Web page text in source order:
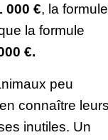
000 €, la formule
la formule
€.
peu
connaître
inutiles. Un